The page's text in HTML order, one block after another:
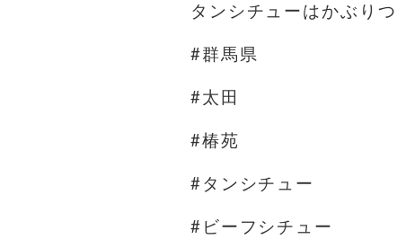
タンシチューはかぶり
#群馬県
#太田
#椿苑
#タンシチュー
#ビーフシチュー